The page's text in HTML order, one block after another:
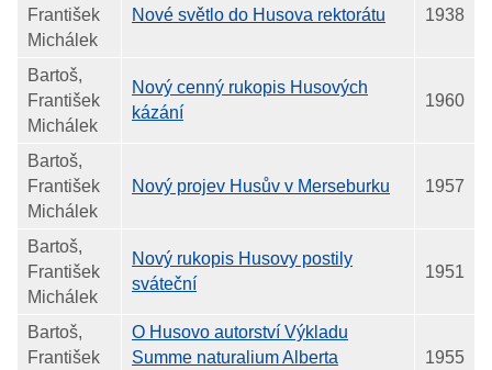
František
Michálek
Nové světlo do Husova rektorátu 1938
Bartoš,
František
Michálek
Nový cenný rukopis Husových
kázání
1960
Bartoš,
František
Michálek
Nový projev Husův v Merseburku 1957
Bartoš,
František
Michálek
Nový rukopis Husovy postily
sváteční
1951
Bartoš,
František
O Husovo autorství Výkladu
Summe naturalium Alberta
1955